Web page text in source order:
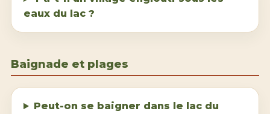
eaux du lac ?
Baignade et plages
Peut-on se baigner dans le lac du